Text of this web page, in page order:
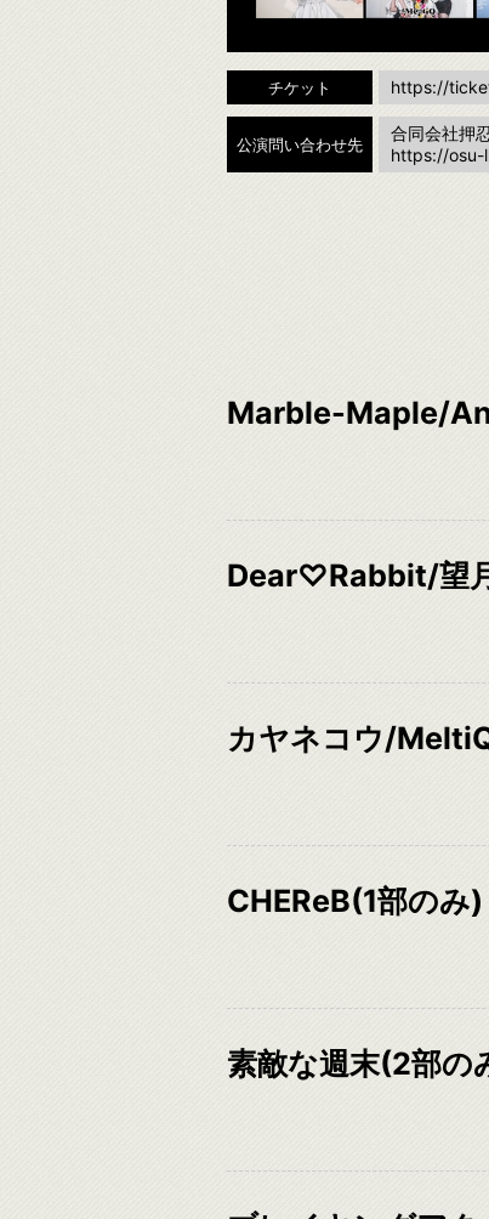
チケット https://
公演問い合わせ先
合同会社押
https://osu-
Marble-Maple/
Dear♡Rabbit/望
カヤネコウ/
CHEReB(1部のみ)
素敵な週末(2部の